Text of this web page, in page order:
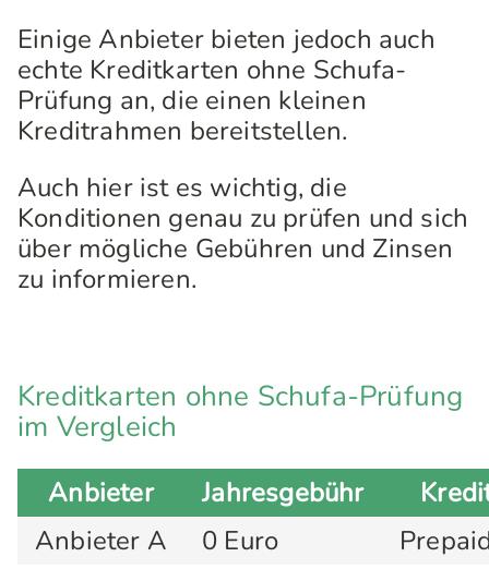
Einige Anbieter bieten jedoch auch
echte Kreditkarten ohne Schufa-
Prüfung an, die einen kleinen
Kreditrahmen bereitstellen.
Auch hier ist es wichtig, die
Konditionen genau zu prüfen und sich
über mögliche Gebühren und Zinsen
zu informieren.
Kreditkarten ohne Schufa-Prüfung
im Vergleich
Anbieter Jahresgebühr
Anbieter A
0 Euro